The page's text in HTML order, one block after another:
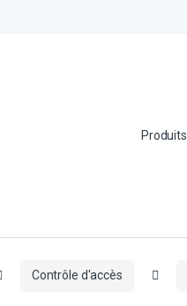
Produits
Contrôle d'accès